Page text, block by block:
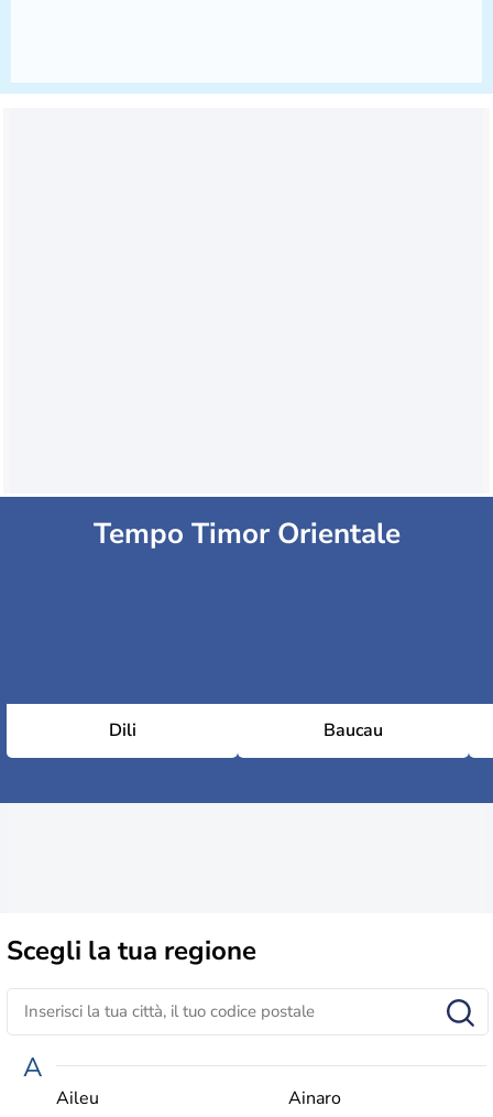
Tempo Timor Orientale
Dili Baucau
Scegli la tua regione
A
Aileu Ainaro